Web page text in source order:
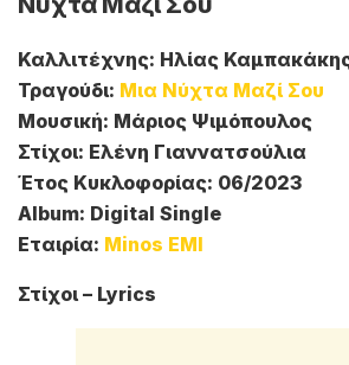
Καλλιτέχνης: Ηλίας
Τραγούδι: Μια Νύχτα Μαζί Σου
Μουσική: Μάριος Ψιμόπουλος
Στίχοι: Ελένη Γιαννατσούλια
Έτος Κυκλοφορίας: 06/2023
Album: Digital Single
Εταιρία: Minos EMI
Στίχοι – Lyrics